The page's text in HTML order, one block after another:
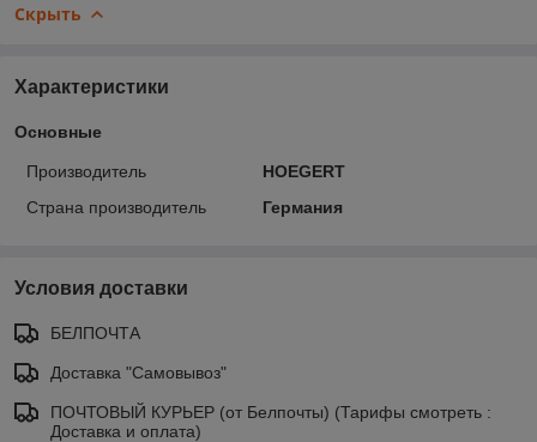
Скрыть
Характеристики
Основные
Производитель
HOEGERT
Страна производитель
Германия
Условия доставки
БЕЛПОЧТА
Доставка "Самовывоз"
ПОЧТОВЫЙ КУРЬЕР (от Белпочты) (Тарифы смотреть :
Доставка и оплата)